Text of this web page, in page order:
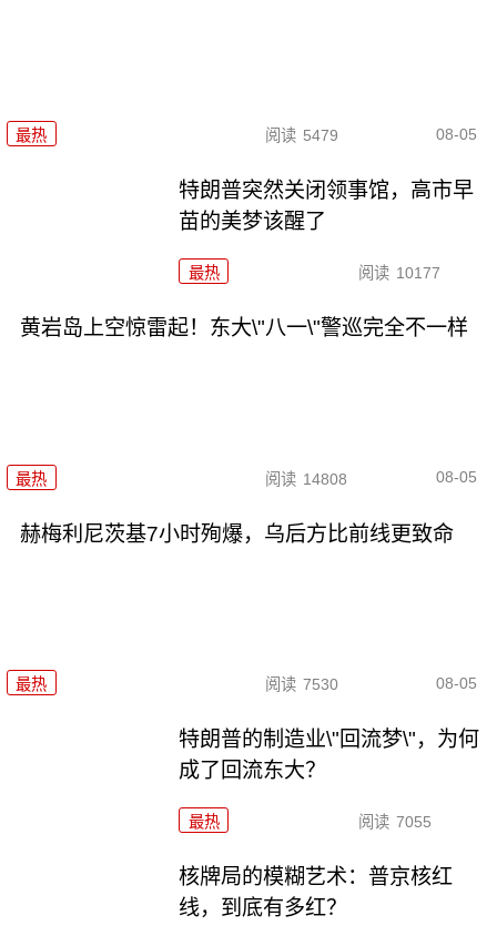
最热 阅读 5479 08-05
特朗普突然关闭领事馆，高市早
苗的美梦该醒了
最热 阅读 10177
黄岩岛上空惊雷起！东大\"八一\"警巡完全不一样
最热 阅读 14808 08-05
赫梅利尼茨基7小时殉爆，乌后方比前线更致命
最热 阅读 7530 08-05
特朗普的制造业\"回流梦\"，为何
成了回流东大？
最热 阅读 7055
核牌局的模糊艺术：普京核红
线，到底有多红？